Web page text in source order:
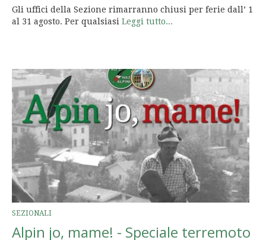
Gli uffici della Sezione rimarranno chiusi per ferie dall’ 1
al 31 agosto. Per qualsiasi Leggi tutto...
SEZIONALI
Alpin jo, mame! - Speciale terremoto